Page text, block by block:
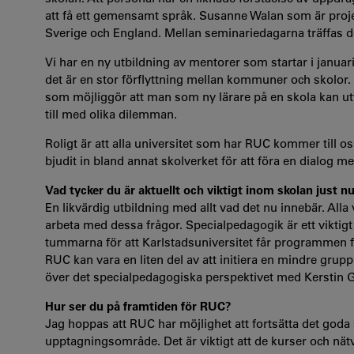
att få ett gemensamt språk. Susanne Walan som är
Sverige och England. Mellan seminariedagarna träffas
Vi har en ny utbildning av mentorer som startar i
det är en stor förflyttning mellan kommuner och
som möjliggör att man som ny lärare på en skola kan
till med olika dilemman.
Roligt är att alla universitet som har RUC kommer till
bjudit in bland annat skolverket för att föra en dialog
Vad tycker du är aktuellt och viktigt inom skolan just
En likvärdig utbildning med allt vad det nu innebär.
arbeta med dessa frågor. Specialpedagogik är ett
tummarna för att Karlstadsuniversitet får programmen
RUC kan vara en liten del av att initiera en mindre
över det specialpedagogiska perspektivet med Kerstin
Hur ser du på framtiden för RUC?
Jag hoppas att RUC har möjlighet att fortsätta det
upptagningsområde. Det är viktigt att de kurser och